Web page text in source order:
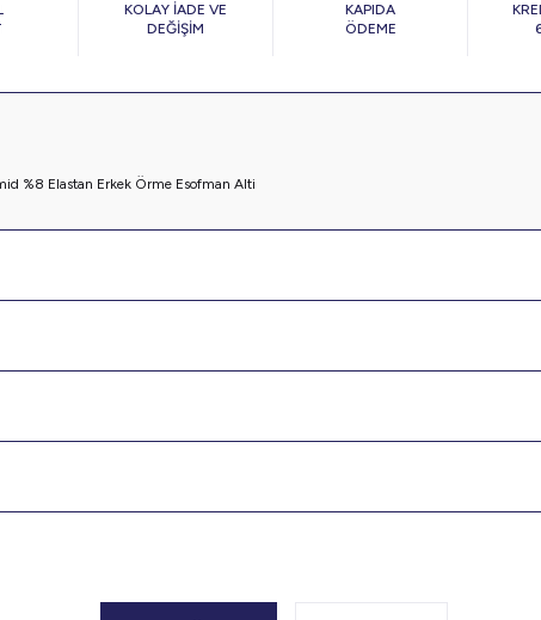
KOLAY İADE VE
DEĞİŞİM
KAPIDA
ÖDEME
%8 Elastan Erkek Örme Esofman Alti